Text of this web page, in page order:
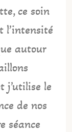
ce soin
l’intensité
autour
j’utilise le
de nos
séance